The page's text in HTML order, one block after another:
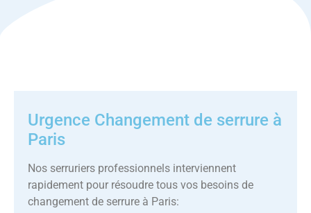
Urgence Changement de serrure à
Paris
Nos serruriers professionnels interviennent
rapidement pour résoudre tous vos besoins de
changement de serrure à Paris: